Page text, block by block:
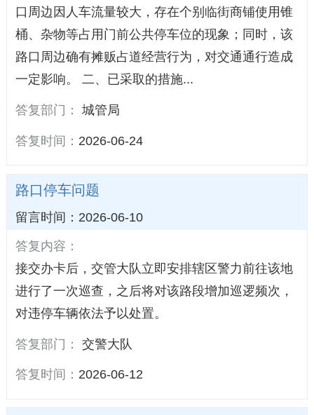
口周边因人车流量较大，存在个别临街商铺使用锥
桶、杂物等占用门前公共停车位的现象；同时，该
路口周边确有摊贩占道经营行为，对交通通行造成
一定影响。 二、已采取的措施...
答复部门： 城管局
答复时间： 2026-06-24
路口停车问题
留言时间：2026-06-10
答复内容：
接交办卡后，交管大队立即安排辖区警力前往该地
进行了一次巡查，之后将对该路段增加巡逻频次，
对违停车辆依法予以处置。
答复部门： 交警大队
答复时间： 2026-06-12